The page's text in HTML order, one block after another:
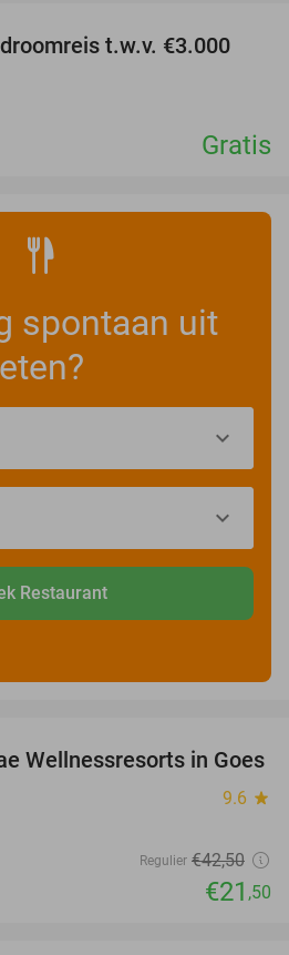
t.w.v. €3.000
Gratis
spontaan uit
eten?
Restaurant
49%
Wellnessresorts in Goes
9.6 star
Regulier €42,50
€21 ,50